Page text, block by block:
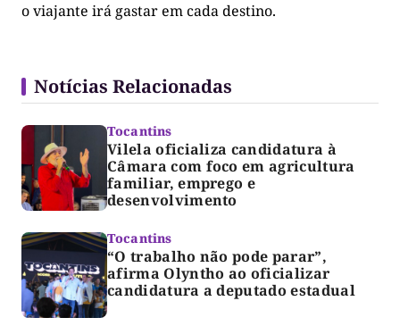
o viajante irá gastar em cada destino.
Notícias Relacionadas
Tocantins
Vilela oficializa candidatura à
Câmara com foco em agricultura
familiar, emprego e
desenvolvimento
Tocantins
“O trabalho não pode parar”,
afirma Olyntho ao oficializar
candidatura a deputado estadual